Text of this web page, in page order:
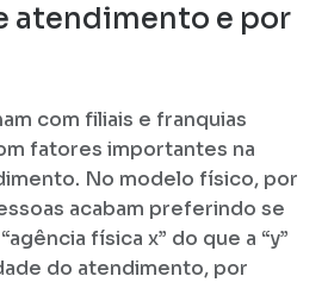
atendimento e por
com filiais e franquias
fatores importantes na
No modelo físico, por
acabam preferindo se
física x” do que a “y”
do atendimento, por